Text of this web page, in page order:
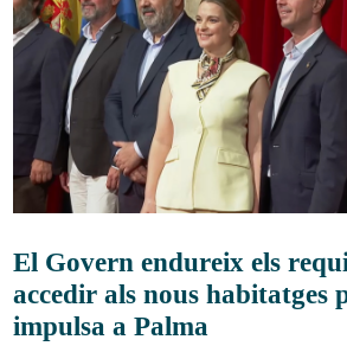
El Govern endureix els
accedir als nous habitatges
impulsa a Palma